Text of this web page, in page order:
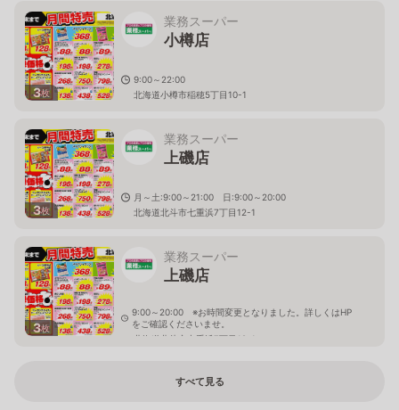
3枚
業務スーパー
小樽店
9:00～22:00
北海道小樽市稲穂5丁目10-1
3枚
業務スーパー
上磯店
月～土:9:00～21:00 日:9:00～20:00
北海道北斗市七重浜7丁目12-1
3枚
業務スーパー
上磯店
9:00～20:00 ※お時間変更となりました。詳しくはHP
をご確認くださいませ。
北海道北斗市七重浜7丁目12-1
すべて見る